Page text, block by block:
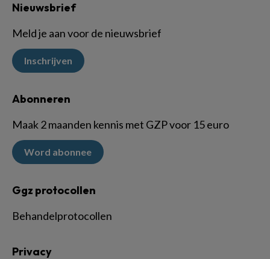
Nieuwsbrief
Meld je aan voor de nieuwsbrief
Inschrijven
Abonneren
Maak 2 maanden kennis met GZP voor 15 euro
Word abonnee
Ggz protocollen
Behandelprotocollen
Privacy